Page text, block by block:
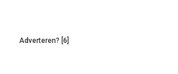
Adverteren? [6]